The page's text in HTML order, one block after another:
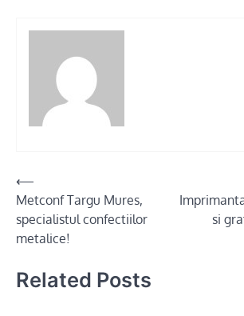
Post
navigation
⟵
Metconf Targu Mures,
specialistul confectiilor
metalice!
si
Related Posts